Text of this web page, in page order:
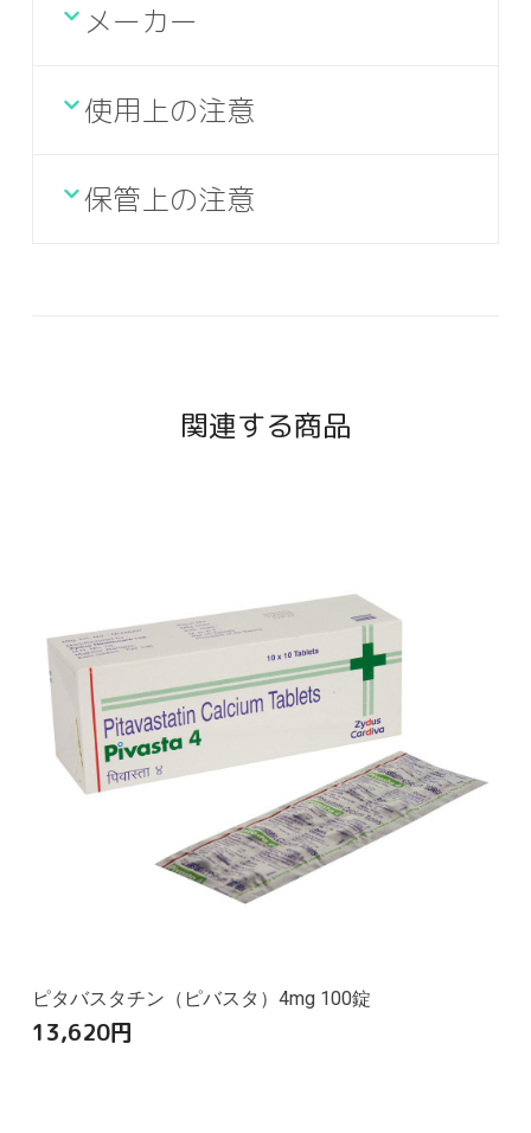
メーカー
使用上の注意
保管上の注意
関連する商品
ピタバスタチン（ピバスタ）4mg 100錠
13,620円